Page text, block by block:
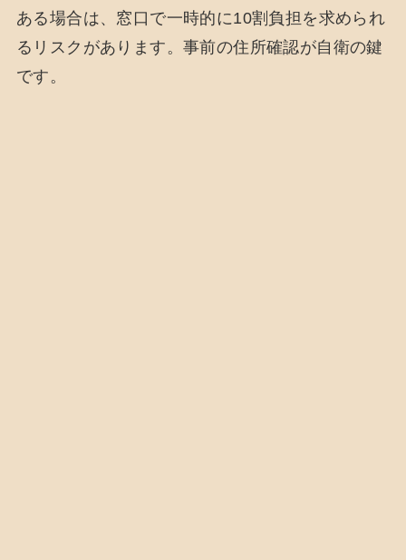
ある場合は、窓口で一時的に10割負担を求められ
るリスクがあります。事前の住所確認が自衛の鍵
です。